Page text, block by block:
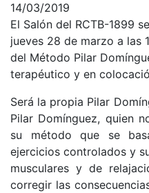
Comisiones
y comités
Estructura
ejecutiva
Servicios
Instalaciones
Preguntas
Frecuentes
(FAQs)
14/03/2019
El Salón del RCTB-1899
jueves 28 de marzo a las
del Método Pilar
terapéutico y en
Será la propia Pilar
Pilar Domínguez, quien
su método que se
ejercicios controlados y
musculares y de
corregir las